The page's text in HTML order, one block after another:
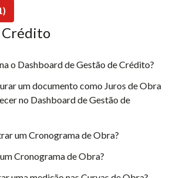
Crédito
o Dashboard de Gestão de Crédito?
um documento como Juros de Obra
no Dashboard de Gestão de
um Cronograma de Obra?
Cronograma de Obra?